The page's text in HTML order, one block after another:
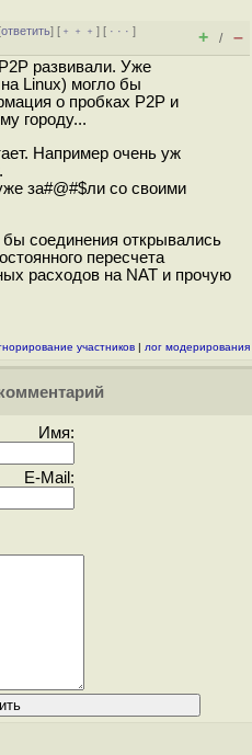
ответить] [ ﹢﹢﹢] [ · · ·]
+ / –
развивали. Уже
Linux) могло бы
о пробках P2P и
городу...
Например очень уж
за#@#$ли со своими
соединения открывались
пересчета
расходов на NAT и прочую
участников | лог модерирования
Имя:
E-Mail: